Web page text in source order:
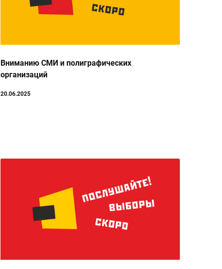
Вниманию СМИ и полиграфических
организаций
20.06.2025